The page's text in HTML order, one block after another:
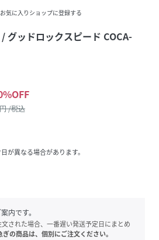
お気に入りショップに登録する
グッドロックスピード COCA-
%OFF
円 /税込
が異なる場合があります。
内です。
された場合、一番遅い発送予定日にまとめ
ぎの商品は、個別にご注文ください。